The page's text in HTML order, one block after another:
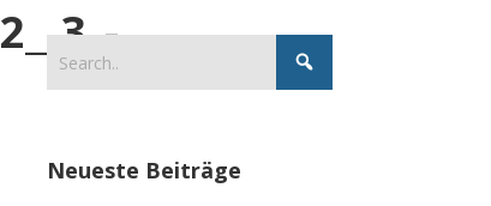
Neueste Beiträge